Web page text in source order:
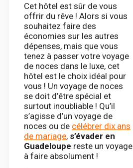
Cet hôtel est sûr de vous
offrir du rêve ! Alors si vous
souhaitez faire des
économies sur les autres
dépenses, mais que vous
tenez à passer votre voyage
de noces dans le luxe, cet
hôtel est le choix idéal pour
vous ! Un voyage de noces
se doit d’être spécial et
surtout inoubliable ! Qu’il
s’agisse d’un voyage de
noces ou de célébrer dix ans
de mariage, s’évader en
Guadeloupe reste un voyage
à faire absolument !